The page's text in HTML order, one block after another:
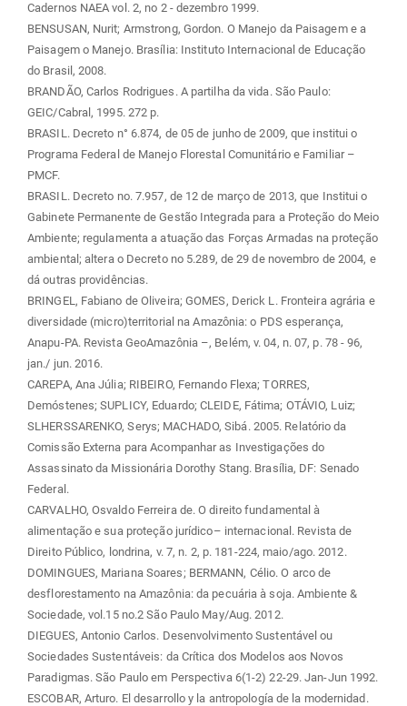
Cadernos NAEA vol. 2, no 2 - dezembro 1999.
BENSUSAN, Nurit; Armstrong, Gordon. O Manejo da Paisagem e a
Paisagem o Manejo. Brasília: Instituto Internacional de Educação
do Brasil, 2008.
BRANDÃO, Carlos Rodrigues. A partilha da vida. São Paulo:
GEIC/Cabral, 1995. 272 p.
BRASIL. Decreto n° 6.874, de 05 de junho de 2009, que institui o
Programa Federal de Manejo Florestal Comunitário e Familiar –
PMCF.
BRASIL. Decreto no. 7.957, de 12 de março de 2013, que Institui o
Gabinete Permanente de Gestão Integrada para a Proteção do Meio
Ambiente; regulamenta a atuação das Forças Armadas na proteção
ambiental; altera o Decreto no 5.289, de 29 de novembro de 2004, e
dá outras providências.
BRINGEL, Fabiano de Oliveira; GOMES, Derick L. Fronteira agrária e
diversidade (micro)territorial na Amazônia: o PDS esperança,
Anapu-PA. Revista GeoAmazônia –, Belém, v. 04, n. 07, p. 78 - 96,
jan./ jun. 2016.
CAREPA, Ana Júlia; RIBEIRO, Fernando Flexa; TORRES,
Demóstenes; SUPLICY, Eduardo; CLEIDE, Fátima; OTÁVIO, Luiz;
SLHERSSARENKO, Serys; MACHADO, Sibá. 2005. Relatório da
Comissão Externa para Acompanhar as Investigações do
Assassinato da Missionária Dorothy Stang. Brasília, DF: Senado
Federal.
CARVALHO, Osvaldo Ferreira de. O direito fundamental à
alimentação e sua proteção jurídico– internacional. Revista de
Direito Público, londrina, v. 7, n. 2, p. 181-224, maio/ago. 2012.
DOMINGUES, Mariana Soares; BERMANN, Célio. O arco de
desflorestamento na Amazônia: da pecuária à soja. Ambiente &
Sociedade, vol.15 no.2 São Paulo May/Aug. 2012.
DIEGUES, Antonio Carlos. Desenvolvimento Sustentável ou
Sociedades Sustentáveis: da Crítica dos Modelos aos Novos
Paradigmas. São Paulo em Perspectiva 6(1-2) 22-29. Jan-Jun 1992.
ESCOBAR, Arturo. El desarrollo y la antropología de la modernidad.